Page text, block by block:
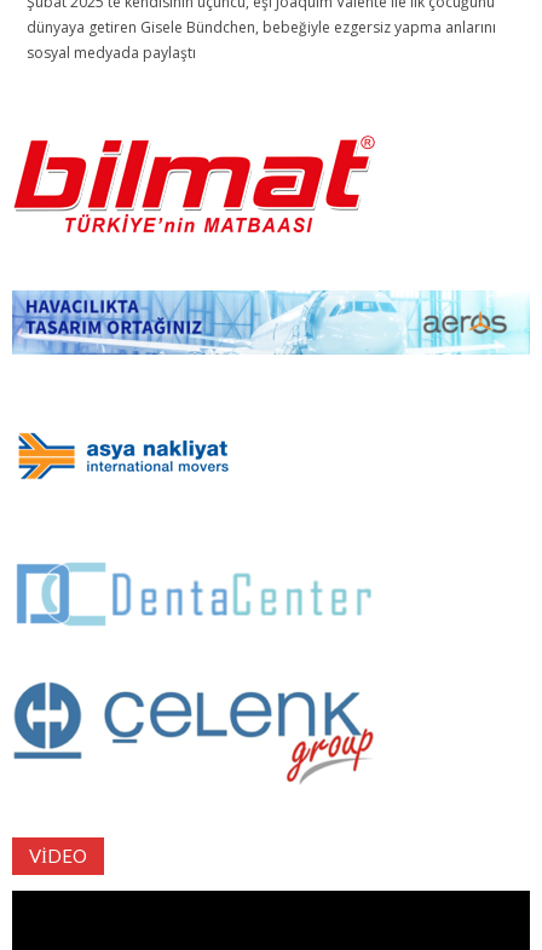
dünyaya getiren Gisele Bündchen, bebeğiyle ezgersiz yapma anlarını
sosyal medyada paylaştı
VIDEO